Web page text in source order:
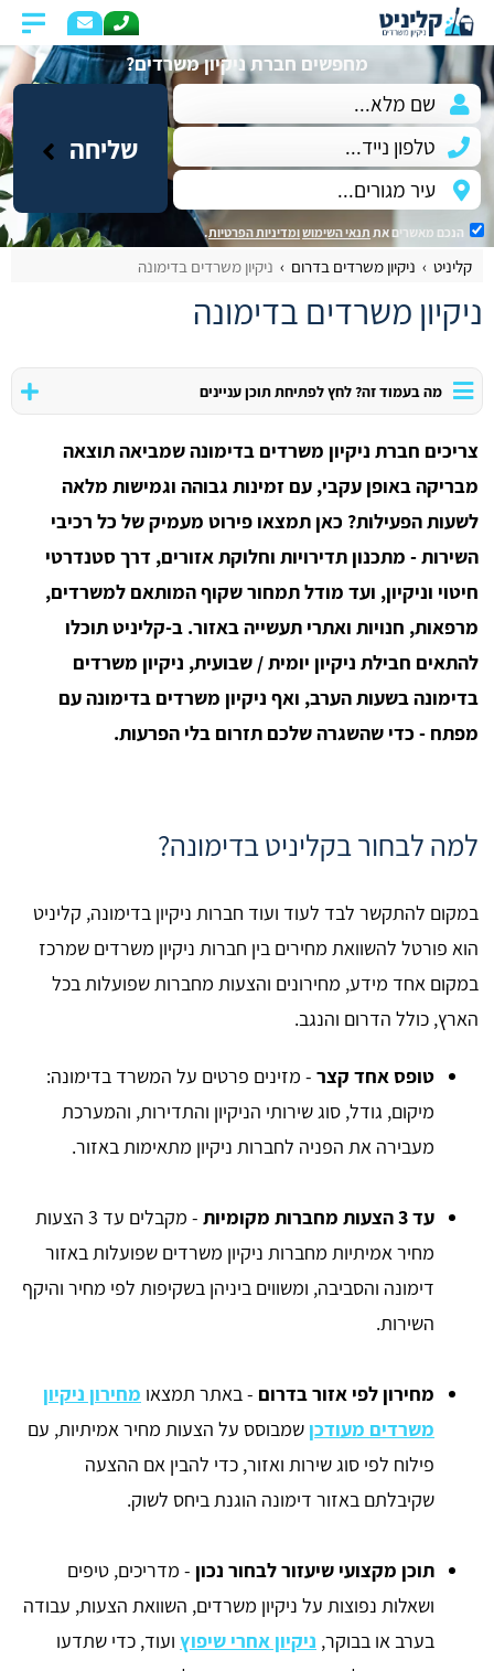
מחפשים חברת ניקיון משרדים?
שליחה
הנכם מאשרים את תנאי השימושומדיניות הפרטיות.
קליניט ניקיון משרדים בדרום ניקיון משרדים בדימונה
ניקיון משרדים בדימונה
מה בעמוד זה? לחץ לפתיחת תוכן עניינים
צריכים חברת ניקיון משרדים בדימונה שמביאה תוצאה
מבריקה באופן עקבי, עם זמינות גבוהה וגמישות מלאה
לשעות הפעילות? כאן תמצאו פירוט מעמיק של כל רכיבי
השירות - מתכנון תדירויות וחלוקת אזורים, דרך סטנדרטי
חיטוי וניקיון, ועד מודל תמחור שקוף המותאם למשרדים,
מרפאות, חנויות ואתרי תעשייה באזור. ב-קליניט תוכלו
להתאים חבילת ניקיון יומית / שבועית, ניקיון משרדים
בדימונה בשעות הערב, ואף ניקיון משרדים בדימונה עם
מפתח - כדי שהשגרה שלכם תזרום בלי הפרעות.
למה לבחור בקליניט בדימונה?
במקום להתקשר לבד לעוד ועוד חברות ניקיון בדימונה, קליניט
הוא פורטל להשוואת מחירים בין חברות ניקיון משרדים שמרכז
במקום אחד מידע, מחירונים והצעות מחברות שפועלות בכל
הארץ, כולל הדרום והנגב.
טופס אחד קצר - מזינים פרטים על המשרד בדימונה:
מיקום, גודל, סוג שירותי הניקיון והתדירות, והמערכת
מעבירה את הפניה לחברות ניקיון מתאימות באזור.
עד 3 הצעות מחברות מקומיות
- מקבלים עד 3 הצעות
מחיר אמיתיות מחברות ניקיון משרדים שפועלות באזור
דימונה והסביבה, ומשווים ביניהן בשקיפות לפי מחיר והיקף
השירות.
מחירון לפי אזור בדרום - באתר תמצאו מחירון ניקיון
משרדים מעודכן שמבוסס על הצעות מחיר אמיתיות, עם
פילוח לפי סוג שירות ואזור, כדי להבין אם ההצעה
שקיבלתם באזור דימונה הוגנת ביחס לשוק.
תוכן מקצועי שיעזור לבחור נכון - מדריכים, טיפים
ושאלות נפוצות על ניקיון משרדים, השוואת הצעות, עבודה
בערב או בבוקר, ניקיון אחרי שיפוץ ועוד, כדי שתדעו